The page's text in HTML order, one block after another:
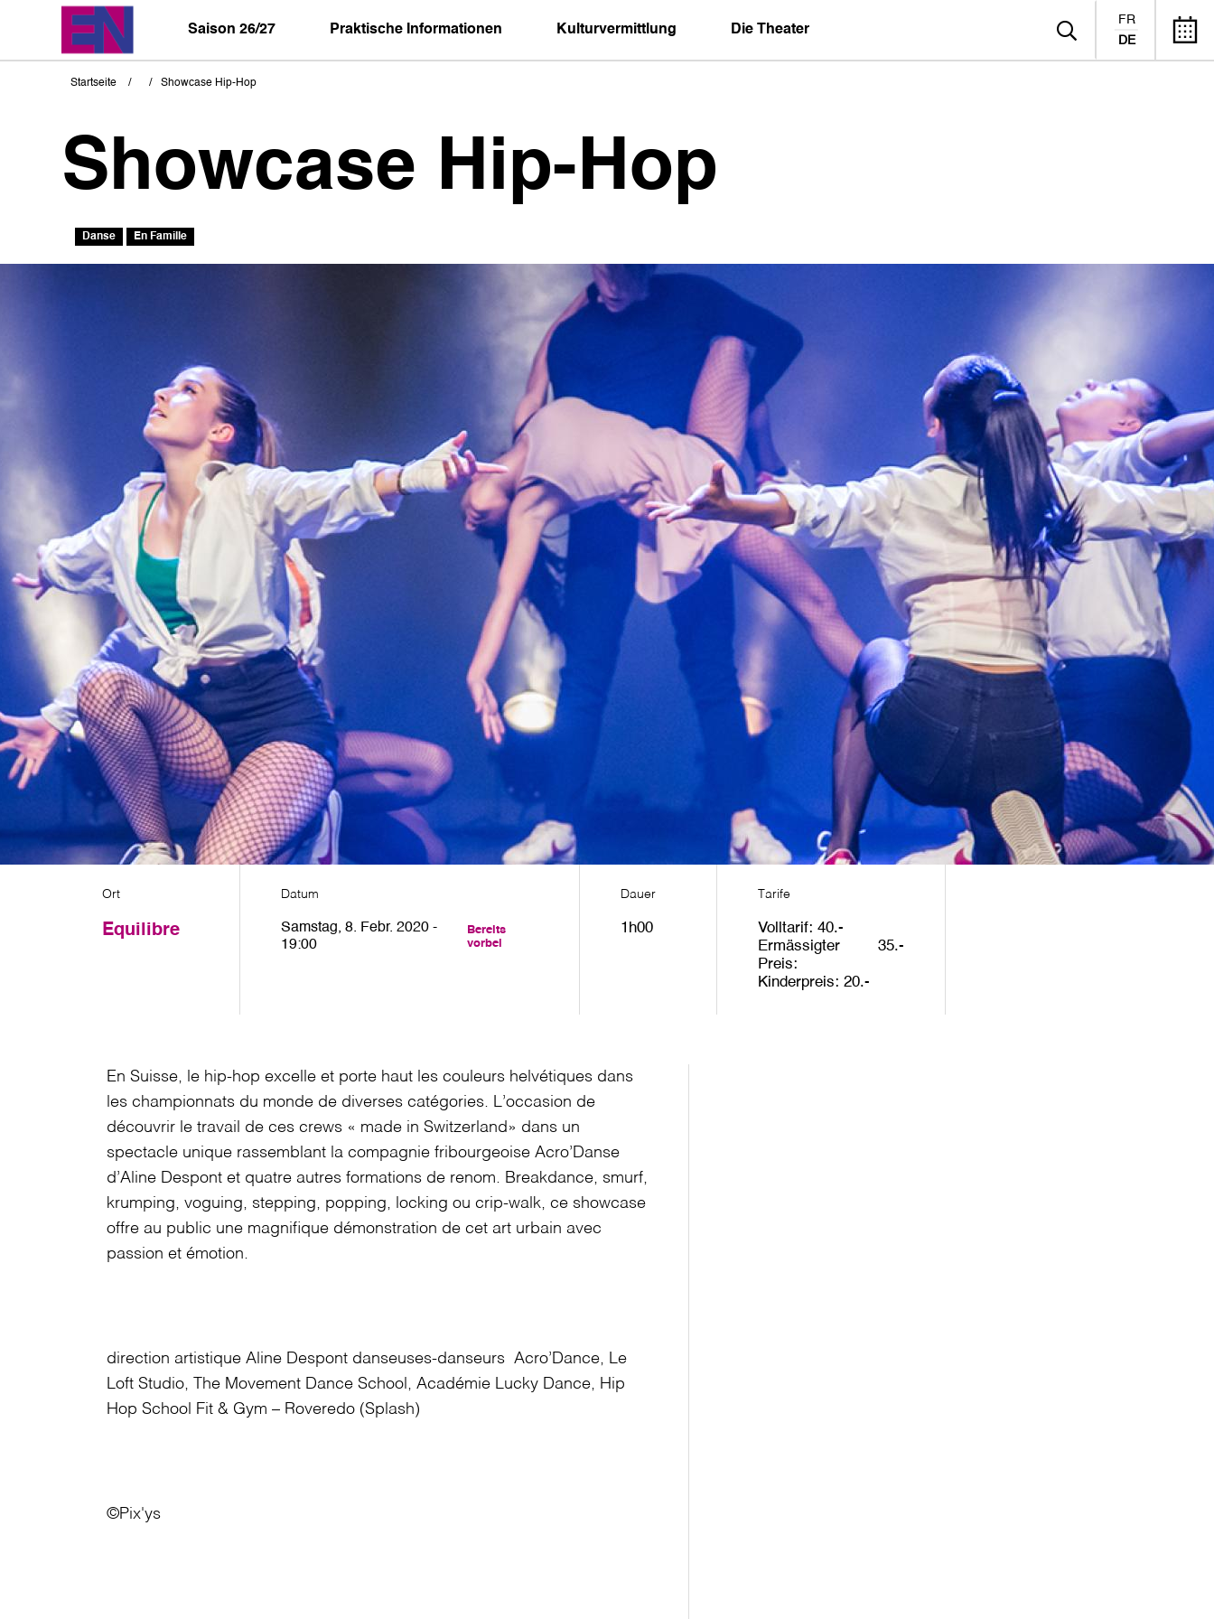
Saison 26/27 Praktische Informationen Kulturvermittlung Die Theater
FR
DE
Pfadnavigation
Startseite Showcase Hip-Hop
Showcase Hip-Hop
Danse En Famille
Ort
Equilibre
Datum
Samstag, 8. Febr. 2020 -
19:00
Bereits
vorbei
Dauer
1h00
Tarife
Volltarif
40
Ermässigter
Preis
35
Kinderpreis 20
En Suisse, le hip-hop excelle et porte haut les couleurs helvétiques dans
les championnats du monde de diverses catégories. L’occasion de
découvrir le travail de ces crews « made in Switzerland» dans un
spectacle unique rassemblant la compagnie fribourgeoise Acro’Danse
d’Aline Despont et quatre autres formations de renom. Breakdance, smurf,
krumping, voguing, stepping, popping, locking ou crip-walk, ce showcase
offre au public une magnifique démonstration de cet art urbain avec
passion et émotion.
direction artistique Aline Despont danseuses-danseurs Acro’Dance, Le
Loft Studio, The Movement Dance School, Académie Lucky Dance, Hip
Hop School Fit & Gym – Roveredo (Splash)
©Pix'ys